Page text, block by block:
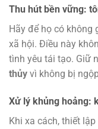
Thu hút bền vững:
Hãy để họ có không
xã hội. Điều này
tình yêu tái tạo. Giữ
thủy vì không bị
Xử lý khủng hoảng:
Khi xa cách, thiết